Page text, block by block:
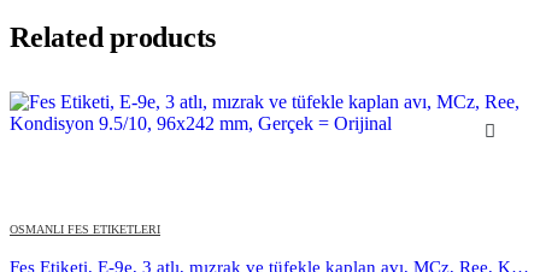
Related products
OSMANLI FES ETIKETLERI
Fes Etiketi, E-9e, 3 atlı, mızrak ve tüfekle kaplan avı, MCz, Ree, Kondisyon 9.5/10, 96×242 mm, Gerçek = Orijinal